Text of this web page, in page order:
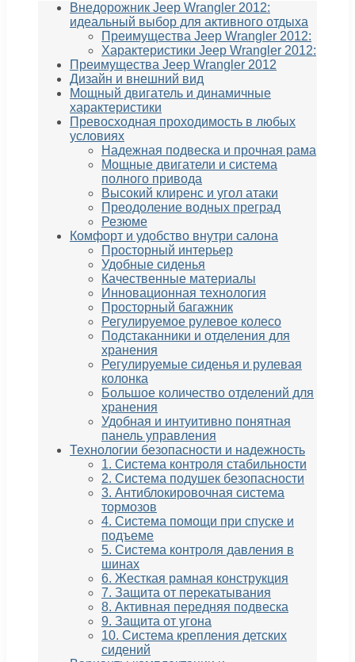
Внедорожник Jeep Wrangler 2012:
идеальный выбор для активного отдыха
Преимущества Jeep Wrangler 2012:
Характеристики Jeep Wrangler 2012:
Преимущества Jeep Wrangler 2012
Дизайн и внешний вид
Мощный двигатель и динамичные
характеристики
Превосходная проходимость в любых
условиях
Надежная подвеска и прочная рама
Мощные двигатели и система
полного привода
Высокий клиренс и угол атаки
Преодоление водных преград
Резюме
Комфорт и удобство внутри салона
Просторный интерьер
Удобные сиденья
Качественные материалы
Инновационная технология
Просторный багажник
Регулируемое рулевое колесо
Подстаканники и отделения для
хранения
Регулируемые сиденья и рулевая
колонка
Большое количество отделений для
хранения
Удобная и интуитивно понятная
панель управления
Технологии безопасности и надежность
1. Система контроля стабильности
2. Система подушек безопасности
3. Антиблокировочная система
тормозов
4. Система помощи при спуске и
подъеме
5. Система контроля давления в
шинах
6. Жесткая рамная конструкция
7. Защита от перекатывания
8. Активная передняя подвеска
9. Защита от угона
10. Система крепления детских
сидений